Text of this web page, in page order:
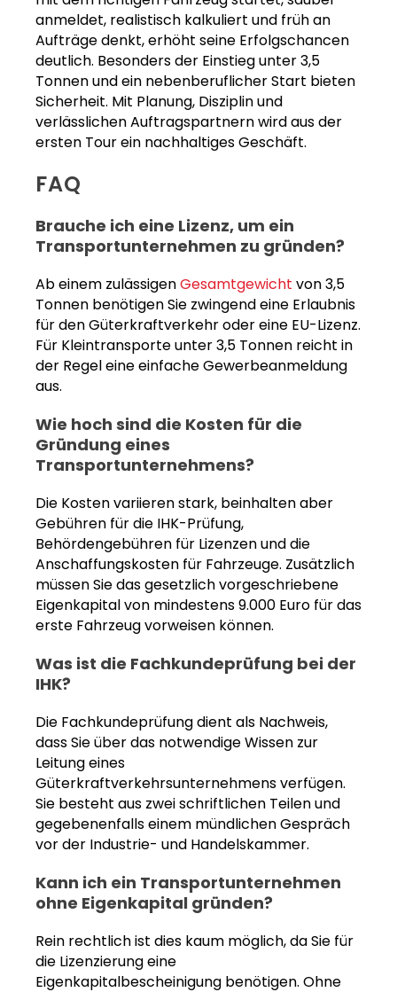
anmeldet, realistisch kalkuliert und früh an
Aufträge denkt, erhöht seine Erfolgschancen
deutlich. Besonders der Einstieg unter 3,5
Tonnen und ein nebenberuflicher Start bieten
Sicherheit. Mit Planung, Disziplin und
verlässlichen Auftragspartnern wird aus der
ersten Tour ein nachhaltiges Geschäft.
FAQ
Brauche ich eine Lizenz, um ein
Transportunternehmen zu gründen?
Ab einem zulässigenGesamtgewicht von 3,5
Tonnen benötigen Sie zwingend eine Erlaubnis
für den Güterkraftverkehr oder eine EU-Lizenz.
Für Kleintransporte unter 3,5 Tonnen reicht in
der Regel eine einfache Gewerbeanmeldung
aus.
Wie hoch sind die Kosten für die
Gründung eines
Transportunternehmens?
Die Kosten variieren stark, beinhalten aber
Gebühren für die IHK-Prüfung,
Behördengebühren für Lizenzen und die
Anschaffungskosten für Fahrzeuge. Zusätzlich
müssen Sie das gesetzlich vorgeschriebene
Eigenkapital von mindestens 9.000 Euro für das
erste Fahrzeug vorweisen können.
Was ist die Fachkundeprüfung bei der
IHK?
Die Fachkundeprüfung dient als Nachweis,
dass Sie über das notwendige Wissen zur
Leitung eines
Güterkraftverkehrsunternehmens verfügen.
Sie besteht aus zwei schriftlichen Teilen und
gegebenenfalls einem mündlichen Gespräch
vor der Industrie- und Handelskammer.
Kann ich ein Transportunternehmen
ohne Eigenkapital gründen?
Rein rechtlich ist dies kaum möglich, da Sie für
die Lizenzierung eine
Eigenkapitalbescheinigung benötigen. Ohne